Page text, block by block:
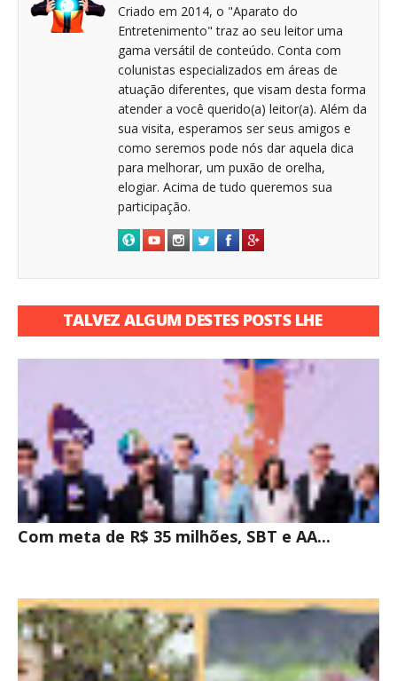
Criado em 2014, o "Aparato do
Entretenimento" traz ao seu leitor uma
gama versátil de conteúdo. Conta com
colunistas especializados em áreas de
atuação diferentes, que visam desta forma
atender a você querido(a) leitor(a). Além da
sua visita, esperamos ser seus amigos e
como seremos pode nós dar aquela dica
para melhorar, um puxão de orelha,
elogiar. Acima de tudo queremos sua
participação.
TALVEZ ALGUM DESTES POSTS LHE
Com meta de R$ 35 milhões, SBT e AA...